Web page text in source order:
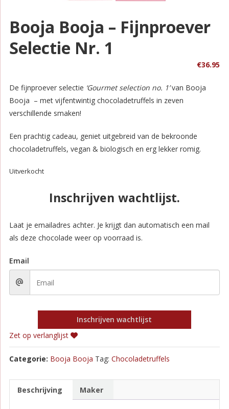
Booja Booja – Fijnproever
Selectie Nr. 1
€36.95
De fijnproever selectie ‘Gourmet selection no. 1’van Booja
Booja – met vijfentwintig chocoladetruffels in zeven
verschillende smaken!
Een prachtig cadeau, geniet uitgebreid van de bekroonde
chocoladetruffels, vegan & biologisch en erg lekker romig.
Uitverkocht
Inschrijven wachtlijst.
Laat je emailadres achter. Je krijgt dan automatisch een mail
als deze chocolade weer op voorraad is.
Email
Inschrijven wachtlijst
Zet op verlanglijst
Categorie: Booja Booja Tag: Chocoladetruffels
Beschrijving Maker